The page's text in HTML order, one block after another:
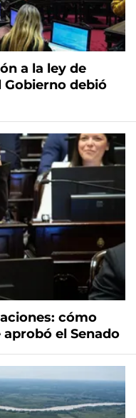
a la ley de
Gobierno debió
cómo
el Senado